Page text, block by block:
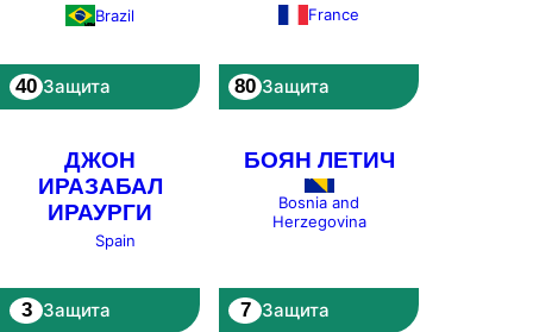
Brazil
40 Защита
France
80 Защита
ДЖОН
ИРАЗАБАЛ
ИРАУРГИ
Spain
3 Защита
БОЯН ЛЕТИЧ
Bosnia and
Herzegovina
7 Защита